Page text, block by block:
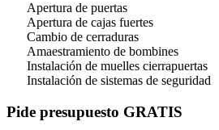
Apertura de puertas
Apertura de cajas fuertes
Cambio de cerraduras
Amaestramiento de bombines
Instalación de muelles cierrapuertas
Instalación de sistemas de seguridad
Pide presupuesto GRATIS